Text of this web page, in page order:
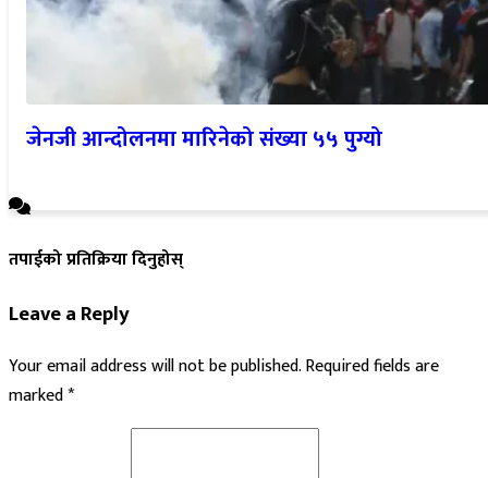
जेनजी आन्दोलनमा मारिनेको संख्या ५५ पुग्यो
तपाईको प्रतिक्रिया दिनुहोस्
Leave a Reply
Your email address will not be published.Required fields are
marked*